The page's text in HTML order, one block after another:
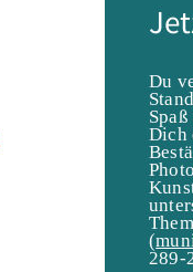
Du
Dich
(
289-